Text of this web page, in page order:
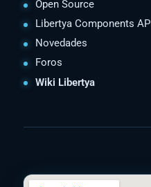
Open Source
Libertya Components API
Novedades
Foros
Wiki Libertya